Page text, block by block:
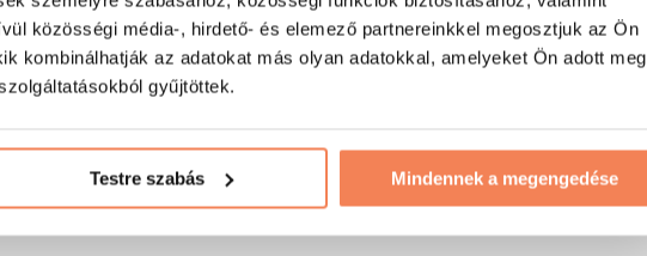
közösségi média-, hirdető- és elemező partnereinkkel megosztjuk az Ön
kombinálhatják az adatokat más olyan adatokkal, amelyeket Ön adott meg
gyűjtöttek.
Testre szabás Mindennek a megengedése